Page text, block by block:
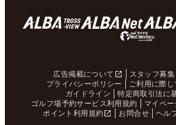
広告掲載について スタッフ募集
プライバシーポリシー
ご利用に際し
ガイドライン
特定商取引法に
ゴルフ場予約サービス利用規約
マイペ
ポイント利用規約
お問合せ ヘル